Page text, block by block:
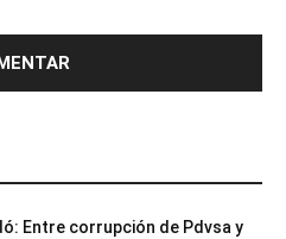
Entre corrupción de Pdvsa y